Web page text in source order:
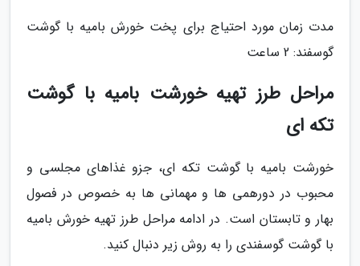
مدت زمان مورد احتیاج برای پخت خورش بامیه با گوشت
گوسفند: 2 ساعت
مراحل طرز تهیه خورشت بامیه با گوشت
تکه ای
خورشت بامیه با گوشت تکه ای، جزو غذاهای مجلسی و
محبوب در دورهمی ها و مهمانی ها به خصوص در فصول
بهار و تابستان است. در ادامه مراحل طرز تهیه خورش بامیه
با گوشت گوسفندی را به روش زیر دنبال کنید.